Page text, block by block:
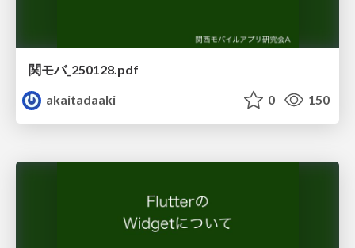
関モバ_250128.pdf
akaitadaaki
0 150